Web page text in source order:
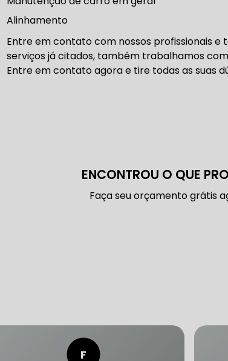
CONSERTO DE
DIREÇÃO HIDRÁULICA
DIREÇÃO HIDRÁULICA
FREIO DO CARRO SÃO
Alinhamento
Entre em contato com nossos profissionais e
serviços já citados, também trabalhamos
Entre em contato agora e tire todas as suas
ENCONTROU O QUE
Faça seu orçamento grátis